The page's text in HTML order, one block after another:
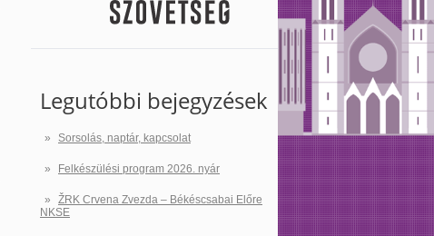
Legutóbbi bejegyzések
Sorsolás, naptár, kapcsolat
Felkészülési program 2026. nyár
ŽRK Crvena Zvezda – Békéscsabai Előre
NKSE